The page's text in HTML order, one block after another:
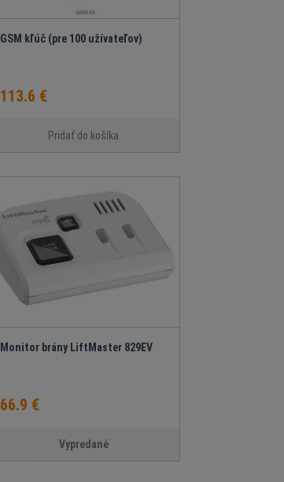
GSM kľúč (pre 100 užívateľov)
113.6 €
Pridať do košíka
Monitor brány LiftMaster 829EV
66.9 €
Vypredané